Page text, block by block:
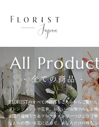
All
- 全ての商品 -
FLORISTのすべての商品をこちらからご覧いた
アレンジメントや花束、お祝い・お悔やみなど
全国の信頼できるフローリストが一つひとつ丁
な人への想いを花に込めて、あなただけの特別